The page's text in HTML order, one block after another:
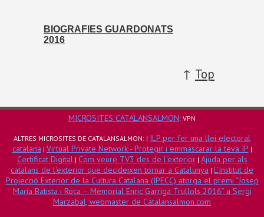
BIOGRAFIES GUARDONATS
2016
↑ Top
MICROSITES CATALANSALMON: VPN
ALTRES MICROSITES DE CATALANSALMON: | ILP per fer una llei electoral
catalana | Virtual Private Network - Protegir i emmascarar la teva IP |
Certificat Digital| Com veure TV3 des de l'exterior| Ajuda per als
catalans de l'exterior que decideixen tornar a Catalunya | L’Institut de
Projecció Exterior de la Cultura Catalana (IPECC) atorga el premi “Josep
Maria Batista i Roca – Memorial Enric Garriga Trullols 2016” a Sergi
Marzabal, webmaster de Catalansalmon.com